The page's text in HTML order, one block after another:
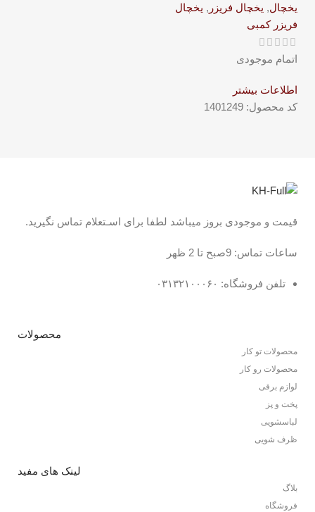
یخچال, یخچال فریزر , یخچال
فریزر کمبی
اتمام موجودی
اطلاعات بیشتر
کد محصول: 1401249
قیمت و موجودی بروز میباشد لطفا برای اسـتعلام تماس نگیرید.
ساعات تماس: 9صبح تا 2 ظهر
تلفن فروشگاه: ۰۳۱۳۲۱۰۰۰۶۰
محصولات
محصولات تو کار
محصولات رو کار
لوازم برقی
پخت و پز
لباسشویی
ظرف شویی
لینک های مفید
بلاگ
فروشگاه